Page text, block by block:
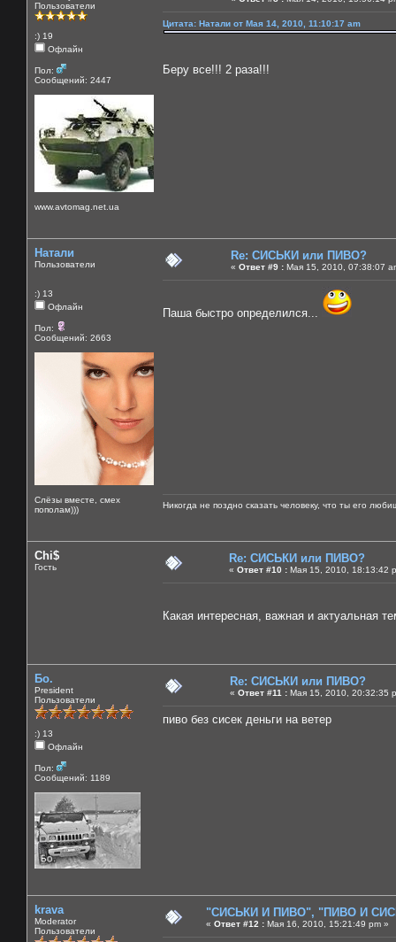
Пользователи
:) 19
Офлайн
Пол:
Сообщений: 2447
www.avtomag.net.ua
Цитата: Натали от Мая 14, 2010, 11:10:17 am
Беру все!!! 2 раза!!!
Натали
Пользователи
:) 13
Офлайн
Пол:
Сообщений: 2663
Слёзы вместе, смех
пополам)))
Re: СИСЬКИ или ПИВО?
« Ответ #9 : Мая 15, 2010, 07:38:07
Паша быстро определился...
Никогда не поздно сказать человеку, что ты его
Chi$
Гость
Re: СИСЬКИ или ПИВО?
« Ответ #10 : Мая 15, 2010, 18:13:42
Какая интересная, важная и актуальная
Бо.
President
Пользователи
:) 13
Офлайн
Пол:
Сообщений: 1189
Re: СИСЬКИ или ПИВО?
« Ответ #11 : Мая 15, 2010, 20:32:35
пиво без сисек деньги на ветер
krava
Moderator
Пользователи
"СИСЬКИ И ПИВО", "ПИВО И
« Ответ #12 : Мая 16, 2010, 15:21:49 pm »